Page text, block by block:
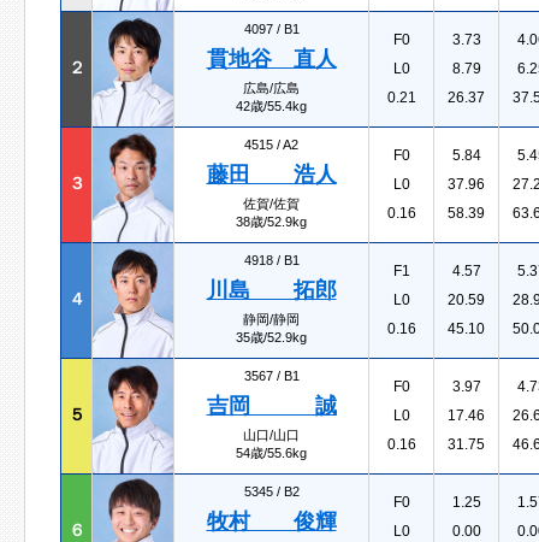
２
4097 / B1
貫地谷 直人
広島/広島
42歳/55.4kg
F0
L0
0.21
3.73
8.79
26.37
３
4515 /A2
藤田 浩人
佐賀/佐賀
38歳/52.9kg
F0
L0
0.16
5.84
37.96
58.39
４
4918 / B1
川島 拓郎
静岡/静岡
35歳/52.9kg
F1
L0
0.16
4.57
20.59
45.10
５
3567 / B1
吉岡 誠
山口/山口
54歳/55.6kg
F0
L0
0.16
3.97
17.46
31.75
６
5345 / B2
牧村 俊輝
F0
L0
1.25
0.00